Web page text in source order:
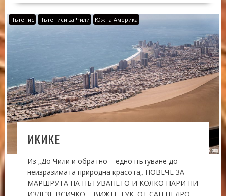
Пътепис Пътеписи за Чили Южна Америка
ИКИКЕ
Из „До Чили и обратно – едно пътуване до
неизразимата природна красота„ ПОВЕЧЕ ЗА
МАРШРУТА НА ПЪТУВАНЕТО И КОЛКО ПАРИ НИ